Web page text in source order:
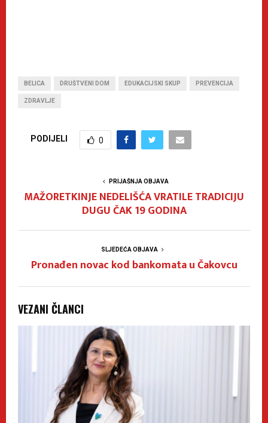
BELICA DRUŠTVENI DOM EDUKACIJSKI SKUP PREVENCIJA
ZDRAVLJE
PODIJELI 0
PRIJAŠNJA OBJAVA
MAŽORETKINJE NEDELIŠĆA VRATILE TRADICIJU
DUGU ČAK 19 GODINA
SLJEDEĆA OBJAVA
Pronađen novac kod bankomata u Čakovcu
VEZANI ČLANCI